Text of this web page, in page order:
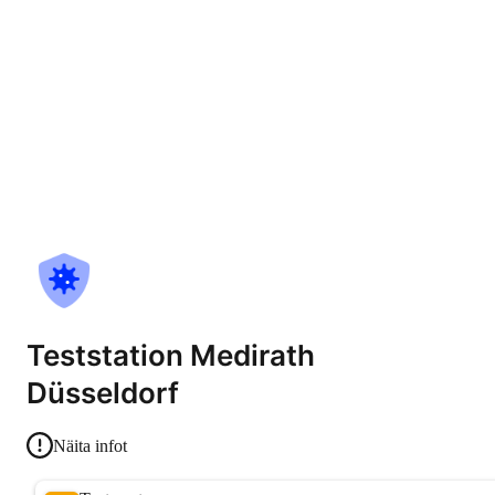
Teststation Medirath
Düsseldorf
Näita infot